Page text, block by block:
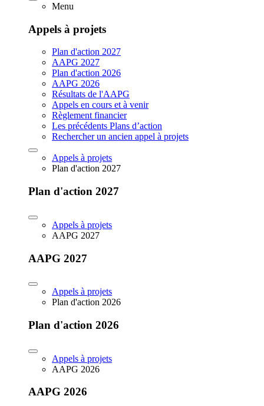
Menu
Appels à projets
Plan d'action 2027
AAPG 2027
Plan d'action 2026
AAPG 2026
Résultats de l'AAPG
Appels en cours et à venir
Règlement financier
Les précédents Plans d’action
Rechercher un ancien appel à projets
Appels à projets
Plan d'action 2027
Plan d'action 2027
Appels à projets
AAPG 2027
AAPG 2027
Appels à projets
Plan d'action 2026
Plan d'action 2026
Appels à projets
AAPG 2026
AAPG 2026